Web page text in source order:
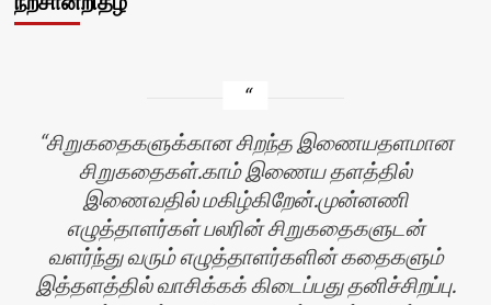
சிறுகதைகளுக்கான சிறந்த இணையதளமான
சிறுகதைகள்.காம் இணைய தளத்தில்
இணைவதில் மகிழ்கிறேன்.முன்னணி
எழுத்தாளர்கள் பலரின் சிறுகதைகளுடன்
வளர்ந்து வரும் எழுத்தாளர்களின் கதைகளும்
இத்தளத்தில் வாசிக்கக் கிடைப்பது தனிச்சிறப்பு.